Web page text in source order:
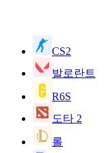
CS2
발로란트
R6S
도타 2
롤